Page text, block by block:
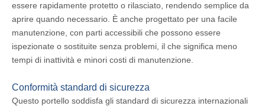
essere rapidamente protetto o rilasciato, rendendo semplice da
aprire quando necessario. È anche progettato per una facile
manutenzione, con parti accessibili che possono essere
ispezionate o sostituite senza problemi, il che significa meno
tempi di inattività e minori costi di manutenzione.
Conformità standard di sicurezza
Questo portello soddisfa gli standard di sicurezza internazionali